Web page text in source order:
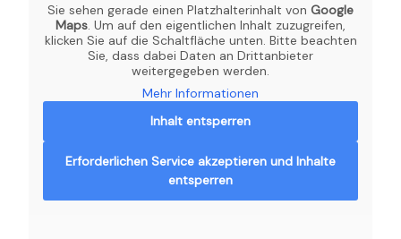
Sie sehen gerade einen Platzhalterinhalt von Google
Maps . Um auf den eigentlichen Inhalt zuzugreifen,
klicken Sie auf die Schaltfläche unten. Bitte beachten
Sie, dass dabei Daten an Drittanbieter
weitergegeben werden.
Mehr Informationen
Inhalt entsperren
Erforderlichen Service akzeptieren und Inhalte
entsperren